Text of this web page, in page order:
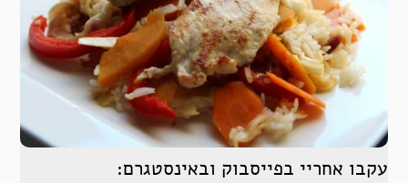
עקבו אחריי בפייסבוק ובאינסטגרם: